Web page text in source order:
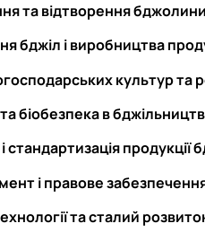
та відтворення
бджіл і виробництва
культур та
біобезпека в
стандартизація продукції
і правове
та сталий